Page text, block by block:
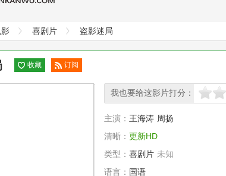
喜剧片 盗影迷局
收藏
订阅
我也要给这影片打分：
很差较差 还行推荐 力荐
主演： 王海涛 周扬
清晰： 更新HD
类型： 喜剧片 未知
语言： 国语